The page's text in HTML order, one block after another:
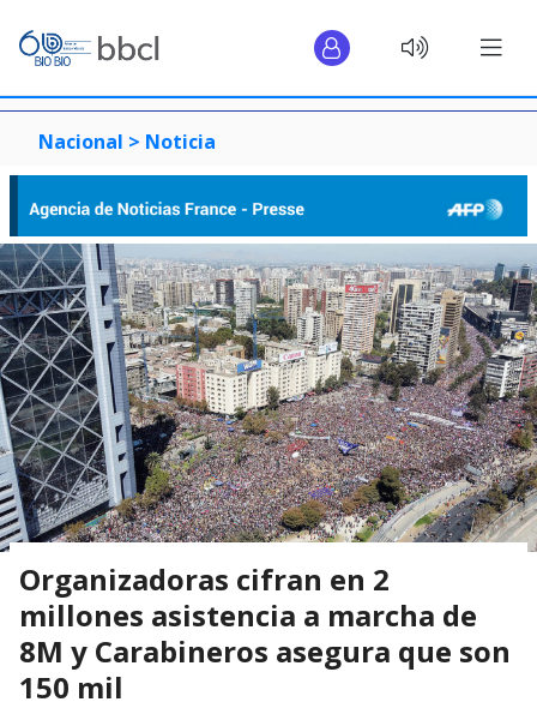
Nacional > Noticia
Organizadoras cifran en 2
millones asistencia a marcha de
8M y Carabineros asegura que son
150 mil